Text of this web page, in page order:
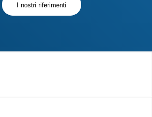
I nostri riferimenti